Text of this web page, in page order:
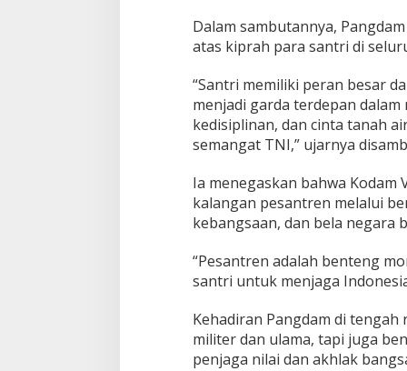
i
S
a
t
r
N
a
i
o
n
Dalam sambutannya,
atas kiprah para santri di
“Santri memiliki peran besar
menjadi garda terdepan
kedisiplinan, dan cinta tanah
semangat TNI,” ujarnya
Ia menegaskan bahwa
kalangan pesantren melalui
kebangsaan, dan bela negara
“Pesantren adalah benteng
santri untuk menjaga
Kehadiran Pangdam di
militer dan ulama, tapi juga
penjaga nilai dan akhlak